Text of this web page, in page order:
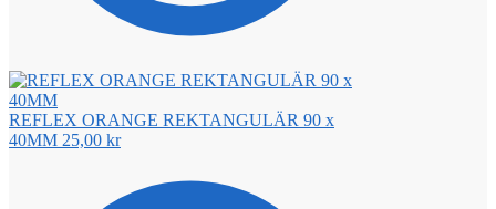
REFLEX ORANGE REKTANGULÄR 90 x
40MM 25,00 kr